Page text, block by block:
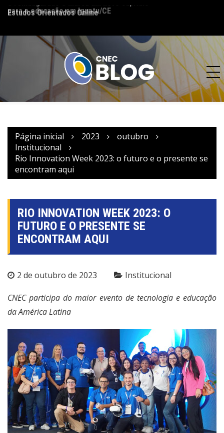
Estudos Orientados Online
Página inicial 2023
outubro
Institucional
Rio Innovation Week 2023: o futuro e o presente se
encontram aqui
RIO INNOVATION WEEK 2023: O
FUTURO E O PRESENTE SE
ENCONTRAM AQUI
2 de outubro de 2023 Institucional
CNEC participa do maior evento de tecnologia e educação
da América Latina